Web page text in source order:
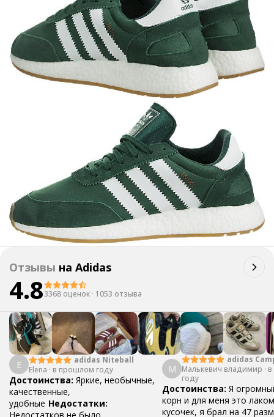
Отзывы на Adidas
4.83368 оценок · 1053 отзыва
E
adidas Niteball
Elena · в прошлом году
Достоинства: Яркие, необычные,
качественные,
удобные Недостатки:
М
adidas
Малькевич владимир ·
году
Достоинства: Я
корн и для меня это
кусочек, я брал на 47